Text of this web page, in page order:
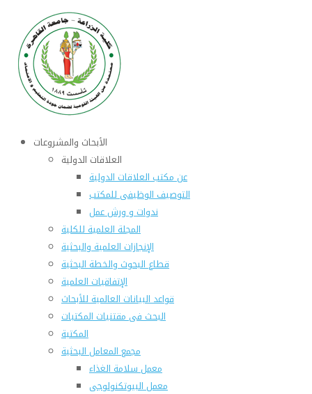
الأبحاث والمشروعات
العلاقات الدولية
عن مكتب العلاقات الدولية
التوصيف الوظيفى للمكتب
ندوات و ورش عمل
المجلة العلمية للكلية
الإنجازات العلمية والبحثية
قطاع البحوث والخطة البحثية
الإتفاقيات العلمية
قواعد البيانات العالمية للأبحاث
البحث فى مقتنيات المكتبات
المكتبة
مجمع المعامل البحثية
معمل سلامة الغذاء
معمل البيوتكنولوجى